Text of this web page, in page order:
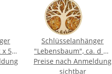
50
Schlüsselanhänger
"Lebensbaum", ca. d 43
mm,
Bernstein/Birkenholz
Preise nach Anmeldung
sichtbar